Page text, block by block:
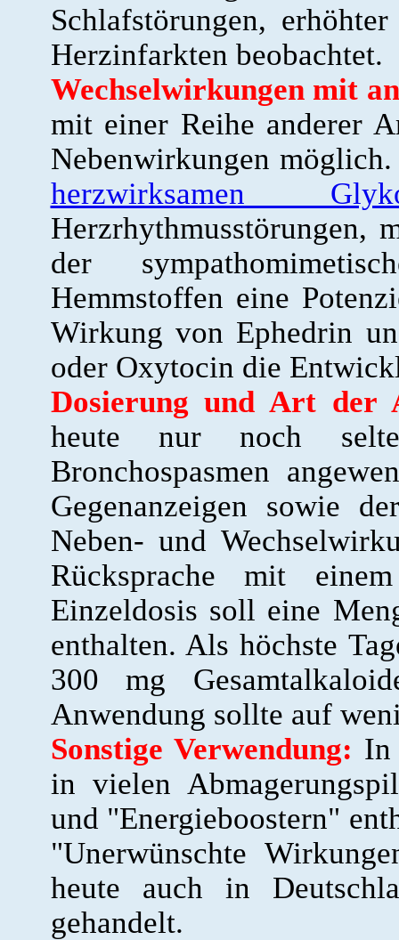
Schlafstörungen,
Herzinfarkten beobachtet.
Wechselwirkungen mit
mit einer Reihe anderer
Nebenwirkungen
herzwirksamen
Herzrhythmusstörungen,
der
Hemmstoffen eine
Wirkung von Ephedrin
oder Oxytocin die
Dosierung und Art der
heute nur noch
Bronchospasmen
Gegenanzeigen sowie
Neben- und
Rücksprache mit
Einzeldosis soll eine
enthalten. Als höchste
300 mg
Anwendung sollte auf
Sonstige Verwendung: In
in vielen
und "Energieboostern"
"Unerwünschte
heute auch in
gehandelt.